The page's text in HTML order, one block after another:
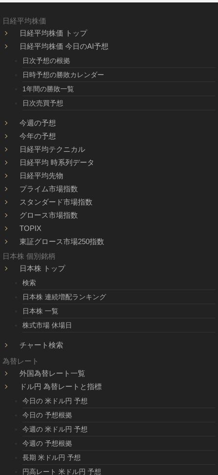
日経平均株価
日経平均株価 トップ
日経平均株価 今日のAI予想
日次予想の根拠
日時予想の勝敗カレンダー
1年間の勝敗一覧
日次売買予想
今週の予想
今年の予想
日経平均テクニカル
日経平均 時系列データ
日経平均先物
プライム市場指数
スタンダード市場指数
グロース市場指数
TOPIX
東証グロース市場250指数
日本株 個別銘柄
日本株 トップ
検索
日本株 連続増配ランキング
日本株 一覧
株式市場 休場日
チャート検索
為替レート
外国為替レート一覧
ドル円 為替レートと指標
今日の 米ドル円 予想
今日の 予想根拠
今週の 米ドル円 予想
今週の 予想根拠
長期 米ドル円 予想
円高レート 米ドル円 予想